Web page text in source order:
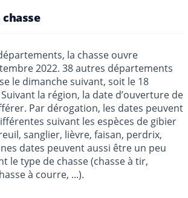
la chasse ouvre
2022. 38 autres départements
le dimanche suivant, soit le 18
la région, la date d’ouverture de
Par dérogation, les dates peuvent
suivant les espèces de gibier
sanglier, lièvre, faisan, perdrix,
dates peuvent aussi être un peu
le type de chasse (chasse à tir,
à courre, ...).